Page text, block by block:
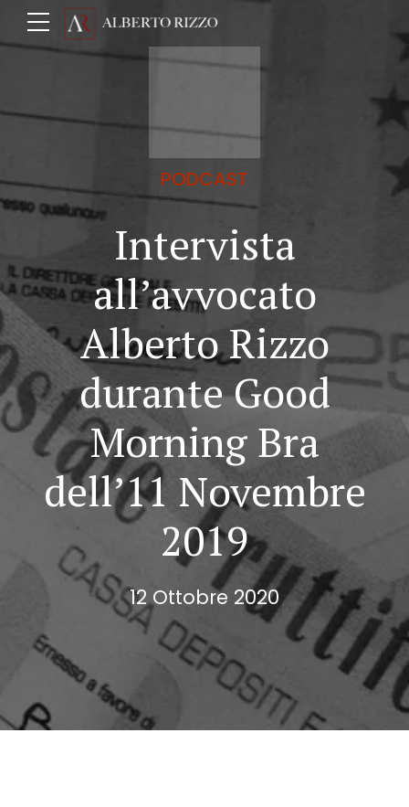
PODCAST
Intervista
all’avvocato
Alberto Rizzo
durante Good
Morning Bra
dell’11 Novembre
2019
12 Ottobre 2020